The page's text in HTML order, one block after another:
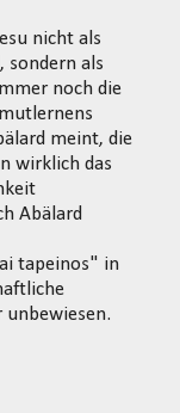
nicht als
sondern als
noch die
meint, die
wirklich das
Abälard
tapeinos" in
unbewiesen.